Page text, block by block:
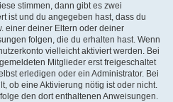
stimmen, dann gibt es zwei
ist und du angegeben hast, dass du
einer deiner Eltern oder deiner
folgen, die du erhalten hast. Wenn
vielleicht aktiviert werden. Bei
Mitglieder erst freigeschaltet
erledigen oder ein Administrator. Bei
ob eine Aktivierung nötig ist oder nicht.
den dort enthaltenen Anweisungen.